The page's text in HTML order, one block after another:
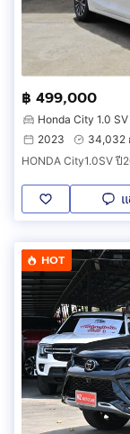
฿ 499,000
Honda City 1.0 SV
2023
34,032
HONDA City1.0SV ปี
HOT